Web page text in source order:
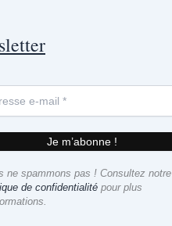
ne spammons pas ! Consultez notre
de confidentialité pour plus